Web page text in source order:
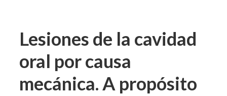
Lesiones de la cavidad
oral por causa
mecánica. A propósito